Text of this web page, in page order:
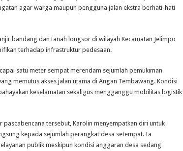
agar warga maupun pengguna jalan ekstra berhati-hati
bandang dan tanah longsor di wilayah Kecamatan Jelimpo
terhadap infrastruktur pedesaan.
satu meter sempat merendam sejumlah pemukiman
memutus akses jalan utama di Angan Tembawang. Kondisi
keselamatan sekaligus mengganggu mobilitas logistik
tersebut, Karolin menyempatkan diri untuk
kepada sejumlah perangkat desa setempat. Ia
publik meskipun kondisi anggaran desa sedang